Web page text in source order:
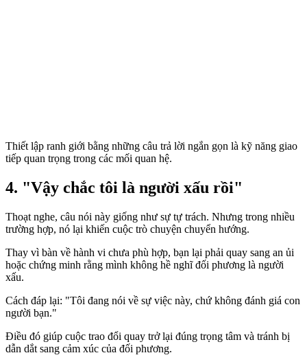
Thiết lập ranh giới bằng những câu trả lời ngắn gọn là kỹ năng giao
tiếp quan trọng trong các mối quan hệ.
4. "Vậy chắc tôi là người xấu rồi"
Thoạt nghe, câu nói này giống như sự tự trách. Nhưng trong nhiều
trường hợp, nó lại khiến cuộc trò chuyện chuyển hướng.
Thay vì bàn về hành vi chưa phù hợp, bạn lại phải quay sang an ủi
hoặc chứng minh rằng mình không hề nghĩ đối phương là người
xấu.
Cách đáp lại: "Tôi đang nói về sự việc này, chứ không đánh giá con
người bạn."
Điều đó giúp cuộc trao đổi quay trở lại đúng trọng tâm và tránh bị
dẫn dắt sang cảm xúc của đối phương.